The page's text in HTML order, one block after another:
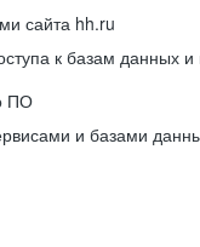
сайта hh.ru
к базам данных и
ПО
и базами